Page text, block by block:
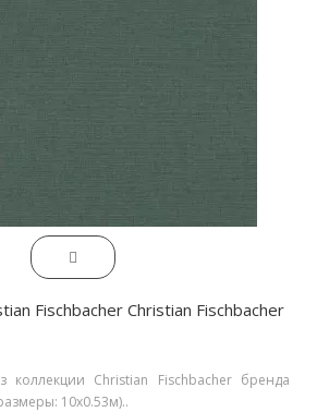
Fischbacher Christian Fischbacher
Christian Fischbacher бренда
10х0.53м)..